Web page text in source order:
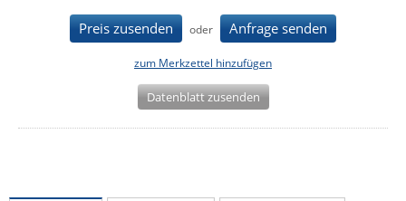
Legrand
LigoWave
Netio
Preis zusenden oder Anfrage senden
zum Merkzettel hinzufügen
Datenblatt zusenden